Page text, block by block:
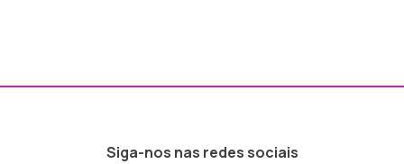
Siga-nos nas redes sociais